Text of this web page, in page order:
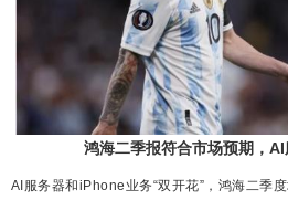
鸿海二季报符合市场预期，
AI服务器和iPhone业务“双开花”，鸿海二季